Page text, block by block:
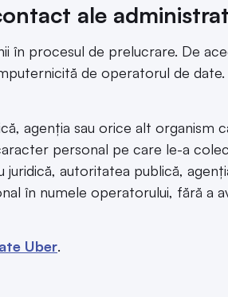
ale
în procesul de prelucrare. De
de operatorul de
agenția sau orice alt organism
personal pe care le-a
autoritatea publică,
în numele operatorului, fără a
Uber.